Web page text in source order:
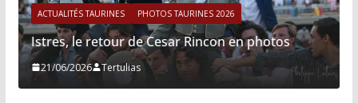
ACTUALITÉS TAURINES PHOTOS TAURINES 2026
Istres, le retour de Cesar Rincon en photos
21/06/2026 Tertulias